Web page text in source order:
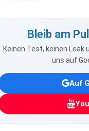
Bleib am
Keinen Test, keinen Leak
uns auf
Auf